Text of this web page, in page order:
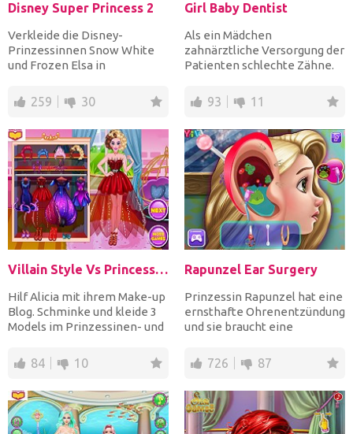
Disney Super Princess 2
Verkleide die Disney-
Prinzessinnen Snow White
und Frozen Elsa in
Kostümen...
259 30
Girl Baby Dentist
Als ein Mädchen
zahnärztliche Versorgung der
Patienten schlechte Zähne.
93 11
Villain Style Vs Princess Style
Hilf Alicia mit ihrem Make-up
Blog. Schminke und kleide 3
Models im Prinzessinen- und
84 10
Rapunzel Ear Surgery
Prinzessin Rapunzel hat eine
ernsthafte Ohrenentzündung
und sie braucht eine
726 87